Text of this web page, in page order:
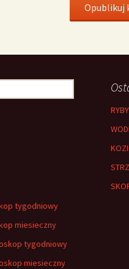
RYBY
tygodniowy
miesieczny
tygodniowy
miesieczny